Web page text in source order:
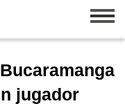
jugador